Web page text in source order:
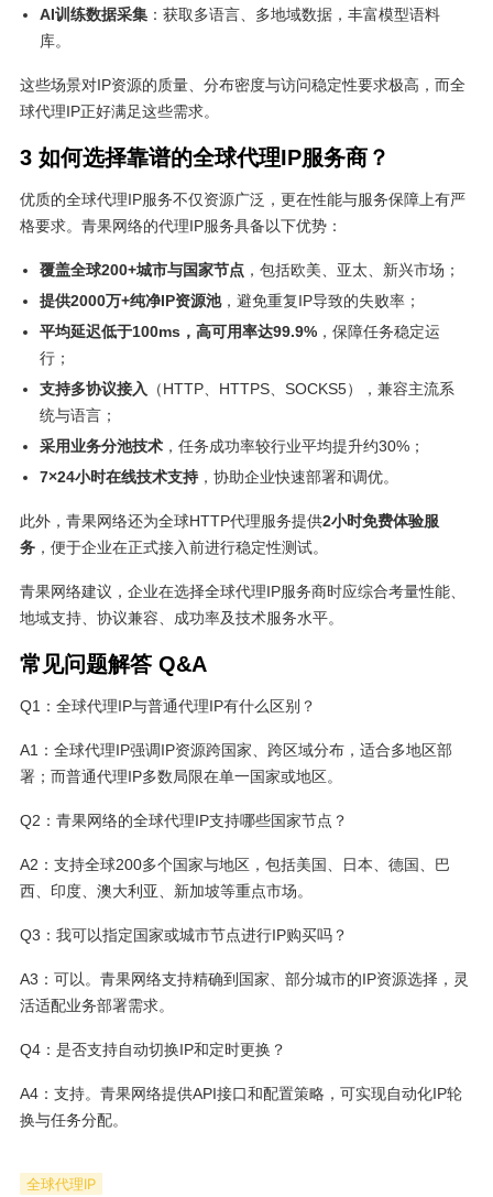
AI训练数据采集：获取多语言、多地域数据，丰富模型语料
库。
这些场景对IP资源的质量、分布密度与访问稳定性要求极高，而全
球代理IP正好满足这些需求。
3 如何选择靠谱的全球代理IP服务商？
优质的全球代理IP服务不仅资源广泛，更在性能与服务保障上有严
格要求。青果网络的代理IP服务具备以下优势：
覆盖全球200+城市与国家节点，包括欧美、亚太、新兴市场；
提供2000万+纯净IP资源池，避免重复IP导致的失败率；
平均延迟低于100ms，高可用率达99.9%，保障任务稳定运
行；
支持多协议接入 （HTTP、HTTPS、SOCKS5），兼容主流系
统与语言；
采用业务分池技术，任务成功率较行业平均提升约30%；
7×24小时在线技术支持，协助企业快速部署和调优。
此外，青果网络还为全球HTTP代理服务提供2小时免费体验服
务，便于企业在正式接入前进行稳定性测试。
青果网络建议，企业在选择全球代理IP服务商时应综合考量性能、
地域支持、协议兼容、成功率及技术服务水平。
常见问题解答 Q&A
Q1：全球代理IP与普通代理IP有什么区别？
A1：全球代理IP强调IP资源跨国家、跨区域分布，适合多地区部
署；而普通代理IP多数局限在单一国家或地区。
Q2：青果网络的全球代理IP支持哪些国家节点？
A2：支持全球200多个国家与地区，包括美国、日本、德国、巴
西、印度、澳大利亚、新加坡等重点市场。
Q3：我可以指定国家或城市节点进行IP购买吗？
A3：可以。青果网络支持精确到国家、部分城市的IP资源选择，灵
活适配业务部署需求。
Q4：是否支持自动切换IP和定时更换？
A4：支持。青果网络提供API接口和配置策略，可实现自动化IP轮
换与任务分配。
全球代理IP